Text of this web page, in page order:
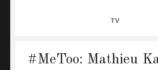
CATEGORIES
TV
#MeToo: Mathieu